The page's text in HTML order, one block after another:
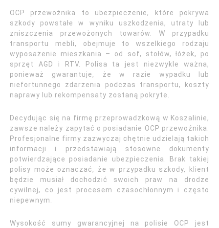
OCP przewoźnika to ubezpieczenie, które pokrywa
szkody powstałe w wyniku uszkodzenia, utraty lub
zniszczenia przewożonych towarów. W przypadku
transportu mebli, obejmuje to wszelkiego rodzaju
wyposażenie mieszkania – od sof, stołów, łóżek, po
sprzęt AGD i RTV. Polisa ta jest niezwykle ważna,
ponieważ gwarantuje, że w razie wypadku lub
niefortunnego zdarzenia podczas transportu, koszty
naprawy lub rekompensaty zostaną pokryte.
Decydując się na firmę przeprowadzkową w Koszalinie,
zawsze należy zapytać o posiadanie OCP przewoźnika.
Profesjonalne firmy zazwyczaj chętnie udzielają takich
informacji i przedstawiają stosowne dokumenty
potwierdzające posiadanie ubezpieczenia. Brak takiej
polisy może oznaczać, że w przypadku szkody, klient
będzie musiał dochodzić swoich praw na drodze
cywilnej, co jest procesem czasochłonnym i często
niepewnym.
Wysokość sumy gwarancyjnej na polisie OCP jest